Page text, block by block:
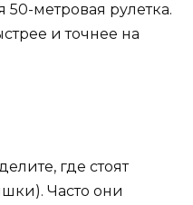
метровая рулетка.
и точнее на
где стоят
Часто они